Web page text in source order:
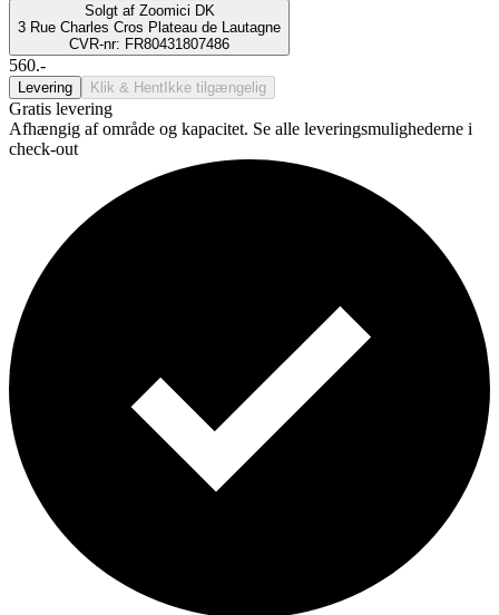
Solgt af Zoomici DK
3 Rue Charles Cros Plateau de Lautagne
CVR-nr: FR80431807486
560.-
Levering Klik & Hent Ikke tilgængelig
Gratis levering
Afhængig af område og kapacitet. Se alle leveringsmulighederne i
check-out